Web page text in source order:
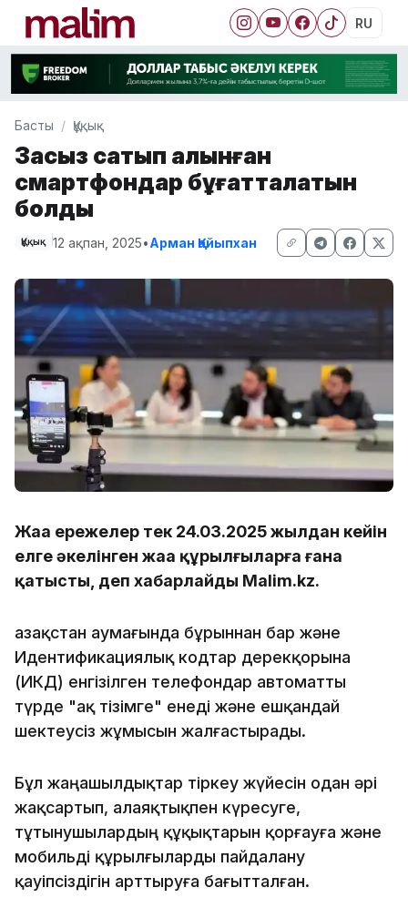
RU
Басты Құқық
Заңсыз сатып алынған
смартфондар бұғатталатын
болды
Құқық 12 ақпан, 2025•Арман Қайыпхан
Жаңа ережелер тек 24.03.2025 жылдан кейін
елге әкелінген жаңа құрылғыларға ғана
қатысты, деп хабарлайды Malim.kz.
Қазақстан аумағында бұрыннан бар және
Идентификациялық кодтар дерекқорына
(ИКД) енгізілген телефондар автоматты
түрде "ақ тізімге" енеді және ешқандай
шектеусіз жұмысын жалғастырады.
Бұл жаңашылдықтар тіркеу жүйесін одан әрі
жақсартып, алаяқтықпен күресуге,
тұтынушылардың құқықтарын қорғауға және
мобильді құрылғыларды пайдалану
қауіпсіздігін арттыруға бағытталған.